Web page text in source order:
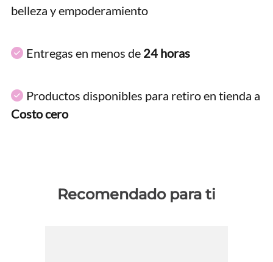
belleza y empoderamiento
Entregas en menos de 24 horas
Productos disponibles para retiro en tienda a
Costo cero
Recomendado para ti